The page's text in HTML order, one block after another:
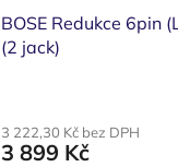
BOSE Redukce 6pin
(2 jack)
3 222,30 Kč bez DPH
3 899 Kč